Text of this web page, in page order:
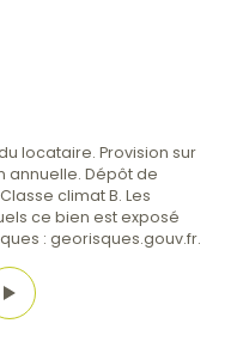
locataire. Provision sur
annuelle. Dépôt de
climat B. Les
ce bien est exposé
: georisques.gouv.fr.